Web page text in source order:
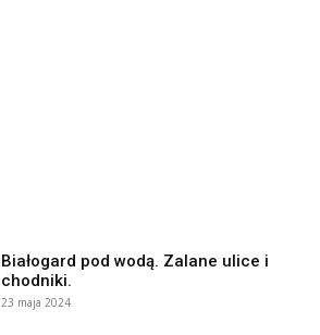
Białogard pod wodą. Zalane ulice i
chodniki.
23 maja 2024